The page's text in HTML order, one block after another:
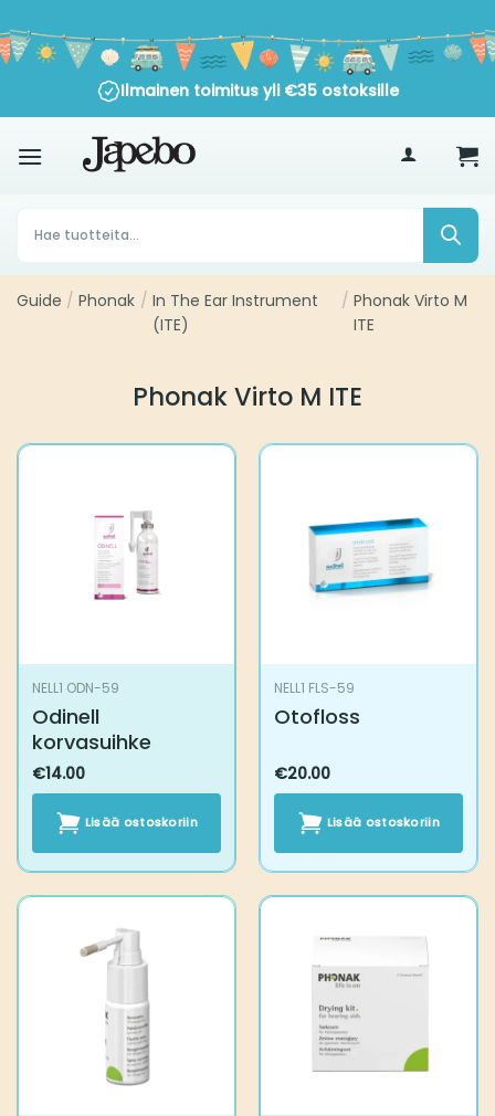
sisältöön
Ilmainen toimitus yli €35ostoksille
Products
search
Guide / Phonak / In The Ear Instrument
(ITE)
Phonak Virto M
ITE
Phonak Virto M ITE
NELL1 ODN-59
Odinell korvasuihke
€14.00
Lisää ostoskoriin
NELL1 FLS-59
Otofloss
€20.00
Lisää ostoskoriin